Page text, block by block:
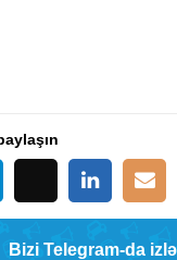
Bizi Telegram-da